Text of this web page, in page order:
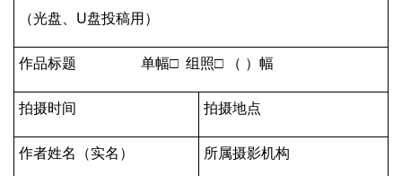
（光盘、U盘投稿用）
作品标题 单幅□ 组照□ （ ）幅
拍摄时间 拍摄地点
作者姓名（实名） 所属摄影机构